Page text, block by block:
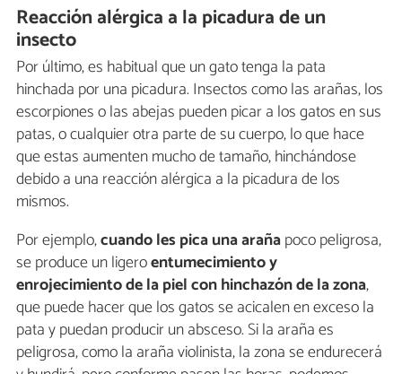
Reacción alérgica a la picadura de un
insecto
Por último, es habitual que un gato tenga la pata
hinchada por una picadura. Insectos como las arañas, los
escorpiones o las abejas pueden picar a los gatos en sus
patas, o cualquier otra parte de su cuerpo, lo que hace
que estas aumenten mucho de tamaño, hinchándose
debido a una reacción alérgica a la picadura de los
mismos.
Por ejemplo,cuando les pica una arañapoco peligrosa,
se produce un ligeroentumecimiento y
enrojecimiento de la piel con hinchazón de la zona,
que puede hacer que los gatos se acicalen en exceso la
pata y puedan producir un absceso. Si la araña es
peligrosa, como la araña violinista, la zona se endurecerá